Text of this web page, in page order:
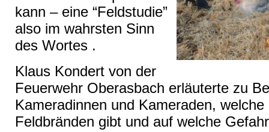
kann – eine “Feldstudie”
also im wahrsten Sinn
des Wortes .
Klaus Kondert von der
Feuerwehr Oberasbach erläuterte zu
Kameradinnen und Kameraden,
Feldbränden gibt und auf welche